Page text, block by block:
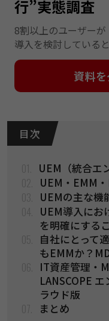
行”実態調査
8割以上のユーザー
導入を検討している
資料
目 次
UEM（統合エ
UEM・EMM
UEMの主な機
UEM導入にお
を明確にする
自社にとって
もEMMか？
IT資産管理・
LANSCOPE
ラウド版
まとめ